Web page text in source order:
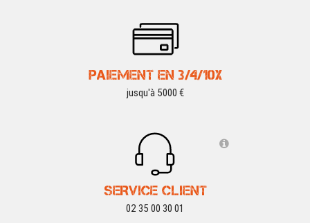
PAIEMENT EN 3/4/10X
jusqu'à 5000 €
SERVICE CLIENT
02 35 00 30 01